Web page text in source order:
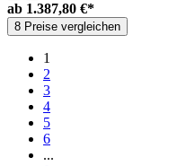
ab 1.387,80 €*
8 Preise vergleichen
1
2
3
4
5
6
...